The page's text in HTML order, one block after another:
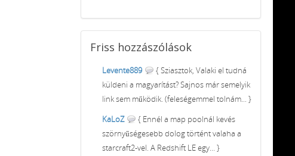
Friss hozzászólások
Levente889
{ Sziasztok, Valaki el tudná
küldeni a magyarítást? Sajnos már semelyik
link sem működik. (feleségemmel tolnám... }
KaLoZ
{ Ennél a map poolnál kevés
szörnyűségesebb dolog történt valaha a
starcraft2-vel. A Redshift LE egy... }